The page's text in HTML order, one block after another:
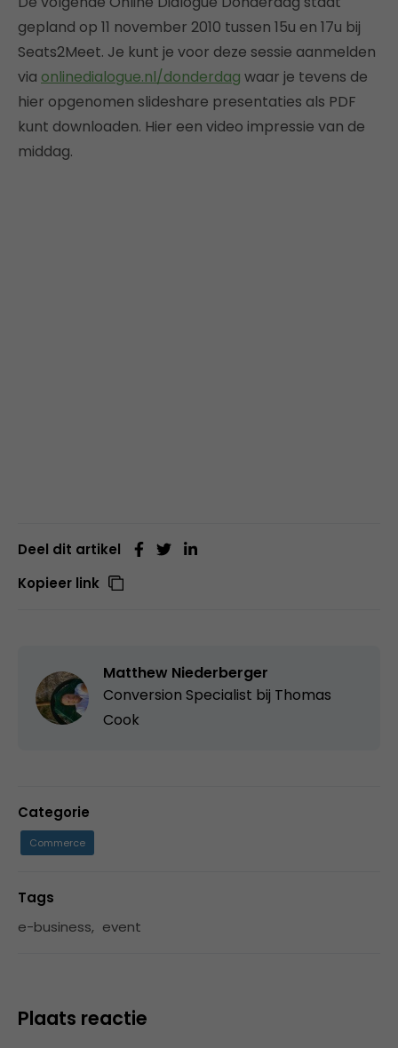
gepland op 11 november 2010 tussen 15u en 17u bij
Seats2Meet. Je kunt je voor deze sessie aanmelden
via onlinedialogue.nl/donderdag waar je tevens de
hier opgenomen slideshare presentaties als PDF
kunt downloaden. Hier een video impressie van de
middag.
Deel dit artikel
Kopieer link
Matthew Niederberger
Conversion Specialist bij Thomas
Cook
Categorie
Commerce
Tags
e-business, event
Plaats reactie